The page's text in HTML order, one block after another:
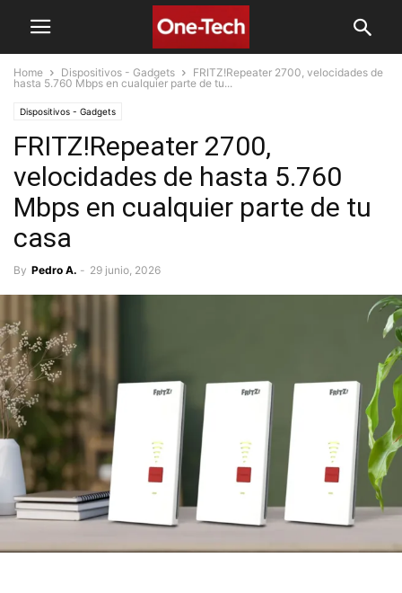
Home Dispositivos - Gadgets
FRITZ!Repeater 2700, velocidades de
hasta 5.760 Mbps en cualquier parte de tu...
Dispositivos - Gadgets
FRITZ!Repeater 2700,
velocidades de hasta 5.760
Mbps en cualquier parte de tu
casa
By Pedro A. - 29 junio, 2026